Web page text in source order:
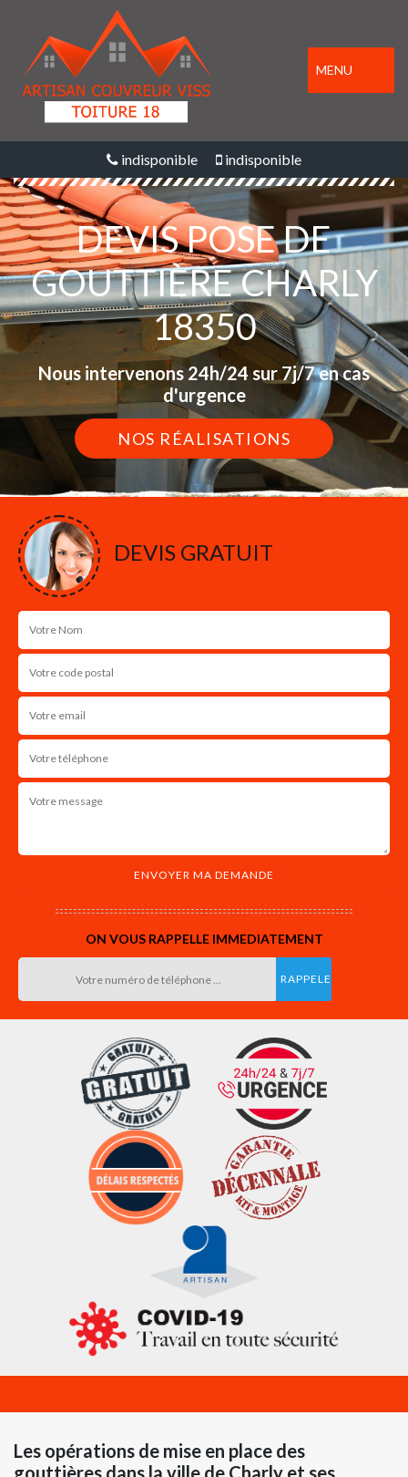
MENU
indisponible indisponible
DEVIS POSE DE
GOUTTIÈRE CHARLY
18350
Nous intervenons 24h/24 sur 7j/7 en cas
d'urgence
NOS RÉALISATIONS
DEVIS GRATUIT
ON VOUS RAPPELLE IMMEDIATEMENT
Les opérations de mise en place des